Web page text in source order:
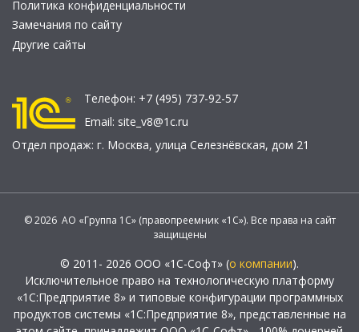
Политика конфиденциальности
Замечания по сайту
Другие сайты
Телефон: +7 (495) 737-92-57
Email: site_v8@1c.ru
Отдел продаж: г. Москва, улица Селезнёвская, дом 21
© 2026 АО «Группа 1С» (правопреемник «1С»). Все права на сайт
защищены
© 2011- 2026 ООО «1С-Софт» (о компании).
Исключительное право на технологическую платформу
«1С:Предприятие 8» и типовые конфигурации программных
продуктов системы «1С:Предприятие 8», представленные на